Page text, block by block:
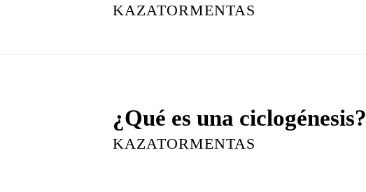
KAZATORMENTAS
¿Qué es una ciclogénesis?
KAZATORMENTAS